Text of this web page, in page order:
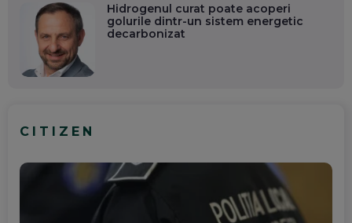
Hidrogenul curat poate acoperi
golurile dintr-un sistem energetic
decarbonizat
CITIZEN